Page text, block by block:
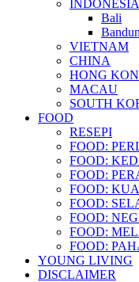
INDONESIA
Bali
VIETNAM
CHINA
HONG
MACAU
SOUTH
FOOD
RESEPI
FOOD:
FOOD:
FOOD:
FOOD:
FOOD:
FOOD:
FOOD:
FOOD:
YOUNG LIVING
DISCLAIMER